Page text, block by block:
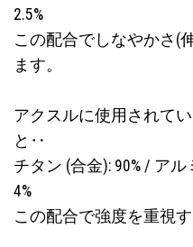
2.5%
この配合でしなやかさ(
ます。
アクスルに使用されて
と‥
チタン (合金): 90% / ア
4%
この配合で強度を重視